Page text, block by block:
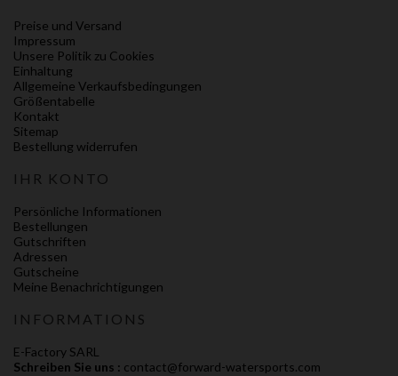
Preise und Versand
Impressum
Unsere Politik zu Cookies
Einhaltung
Allgemeine Verkaufsbedingungen
Größentabelle
Kontakt
Sitemap
Bestellung widerrufen
IHR KONTO
Persönliche Informationen
Bestellungen
Gutschriften
Adressen
Gutscheine
Meine Benachrichtigungen
INFORMATIONS
E-Factory SARL
Schreiben Sie uns : contact@forward-watersports.com